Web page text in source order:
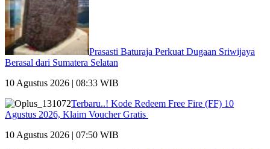
Prasasti Baturaja Perkuat Dugaan Sriwijaya
Berasal dari Sumatera Selatan
10 Agustus 2026 | 08:33 WIB
Terbaru..! Kode Redeem Free Fire (FF) 10
Agustus 2026, Klaim Voucher Gratis
10 Agustus 2026 | 07:50 WIB